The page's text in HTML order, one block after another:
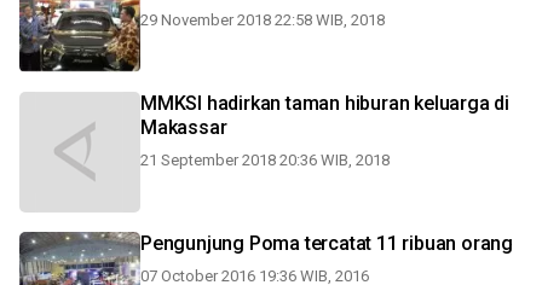
29 November 2018 22:58 WIB, 2018
MMKSI hadirkan taman hiburan keluarga di
Makassar
21 September 2018 20:36 WIB, 2018
Pengunjung Poma tercatat 11 ribuan orang
07 October 2016 19:36 WIB, 2016